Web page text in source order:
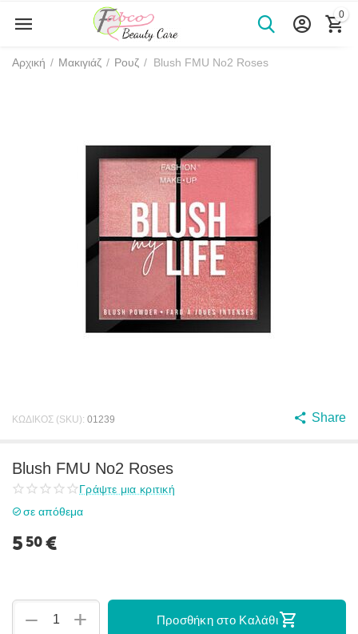
0
Αρχική / Μακιγιάζ / Ρουζ / Blush FMU No2 Roses
ΚΩΔΙΚΟΣ (SKU): 01239 Share
Blush FMU No2 Roses
Γράψτε μια κριτική
σε απόθεμα
5 50€
+
− Προσθήκη στο Καλάθι